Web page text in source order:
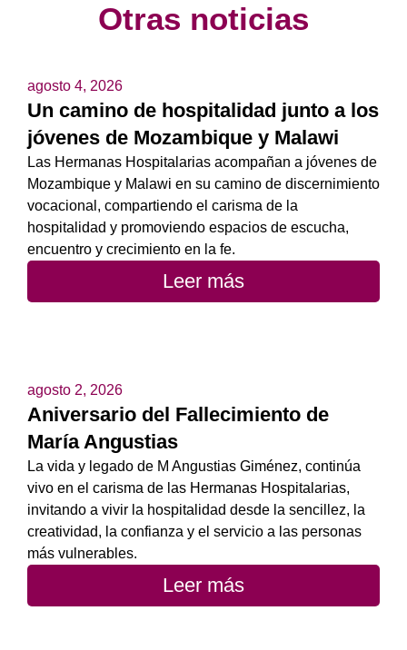
Otras noticias
agosto 4, 2026
Un camino de hospitalidad junto a los
jóvenes de Mozambique y Malawi
Las Hermanas Hospitalarias acompañan a jóvenes de
Mozambique y Malawi en su camino de discernimiento
vocacional, compartiendo el carisma de la
hospitalidad y promoviendo espacios de escucha,
encuentro y crecimiento en la fe.
Leer más
agosto 2, 2026
Aniversario del Fallecimiento de
María Angustias
La vida y legado de M Angustias Giménez, continúa
vivo en el carisma de las Hermanas Hospitalarias,
invitando a vivir la hospitalidad desde la sencillez, la
creatividad, la confianza y el servicio a las personas
más vulnerables.
Leer más